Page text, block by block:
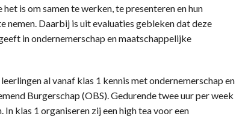
is om samen te werken, te presenteren en hun
Daarbij is uit evaluaties gebleken dat deze
in ondernemerschap en maatschappelijke
al vanaf klas 1 kennis met ondernemerschap en
Burgerschap (OBS). Gedurende twee uur per week
klas 1 organiseren zij een high tea voor een